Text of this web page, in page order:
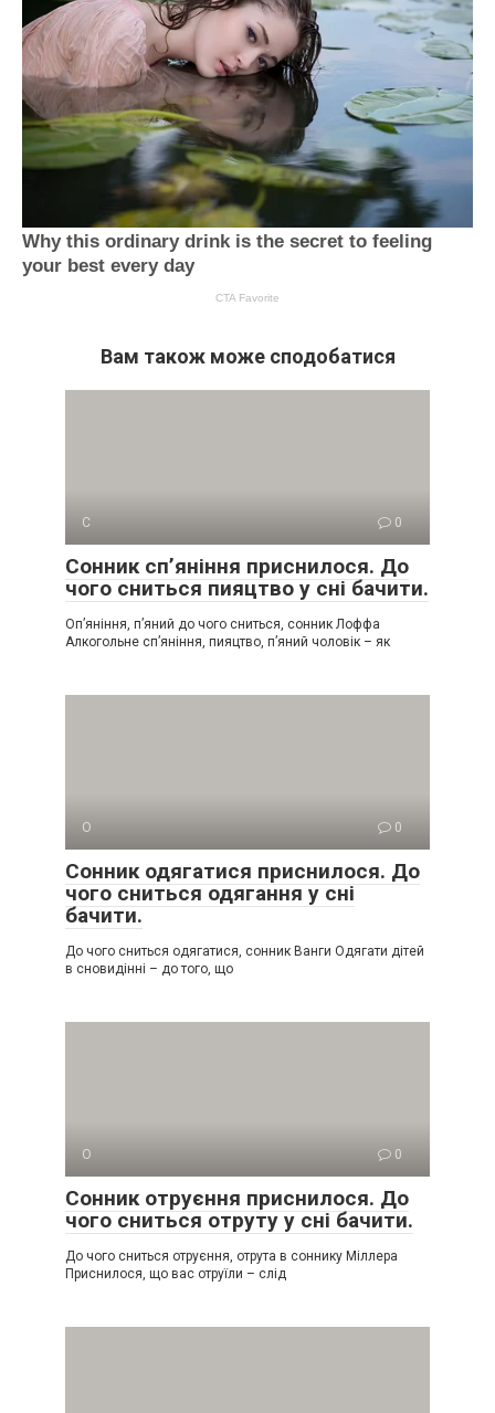
Вам також може сподобатися
С 0
Сонник сп’яніння приснилося. До
чого сниться пияцтво у сні бачити.
Оп’яніння, п’яний до чого сниться, сонник Лоффа
Алкогольне сп’яніння, пияцтво, п’яний чоловік – як
О 0
Сонник одягатися приснилося. До
чого сниться одягання у сні
бачити.
До чого сниться одягатися, сонник Ванги Одягати дітей
в сновидінні – до того, що
О 0
Сонник отруєння приснилося. До
чого сниться отруту у сні бачити.
До чого сниться отруєння, отрута в соннику Міллера
Приснилося, що вас отруїли – слід